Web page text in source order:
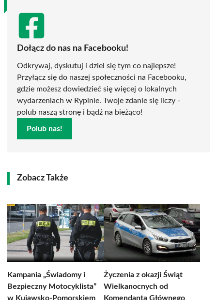
Dołącz do nas na Facebooku!
Odkrywaj, dyskutuj i dziel się tym co najlepsze!
Przyłącz się do naszej społeczności na Facebooku,
gdzie możesz dowiedzieć się więcej o lokalnych
wydarzeniach w Rypinie. Twoje zdanie się liczy -
polub naszą stronę i bądź na bieżąco!
Polub nas!
Zobacz Także
Kampania „Świadomy i
Bezpieczny Motocyklista”
w Kujawsko-Pomorskiem
Życzenia z okazji Świąt
Wielkanocnych od
Komendanta Głównego